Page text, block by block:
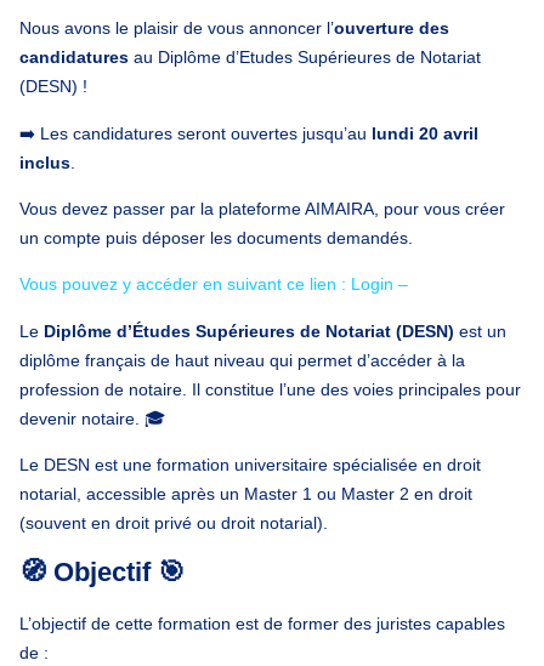
Nous avons le plaisir de vous annoncer l’ouverture des
candidatures au Diplôme d’Etudes Supérieures de Notariat
(DESN) !
➡️ Les candidatures seront ouvertes jusqu’au lundi 20 avril
inclus
Vous devez passer par la plateforme AIMAIRA, pour vous créer
un compte puis déposer les documents demandés.
Vous pouvez y accéder en suivant ce lien : Login –
Le Diplôme d’Études Supérieures de Notariat (DESN) est un
diplôme français de haut niveau qui permet d’accéder à la
profession de notaire. Il constitue l’une des voies principales pour
devenir notaire. 🎓
Le DESN est une formation universitaire spécialisée en droit
notarial, accessible après un Master 1 ou Master 2 en droit
(souvent en droit privé ou droit notarial).
🧭 Objectif 🎯
L’objectif de cette formation est de former des juristes capables
de :